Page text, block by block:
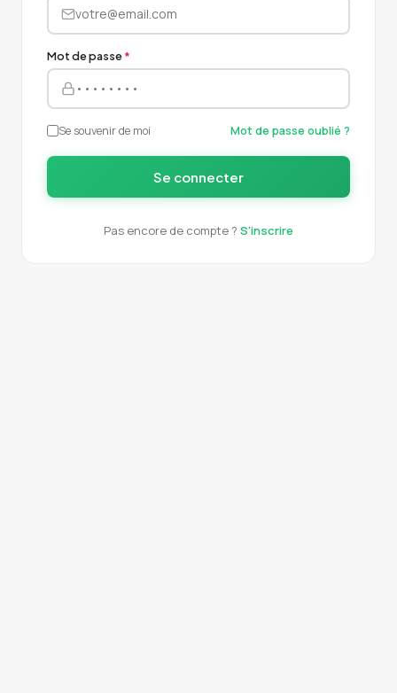
Mot de passe*
Se souvenir de moi Mot de passe oublié ?
Se connecter
Pas encore de compte ? S'inscrire